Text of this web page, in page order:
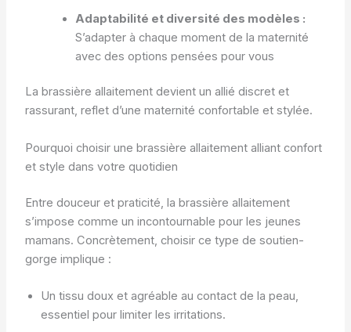
Adaptabilité et diversité des modèles :
S’adapter à chaque moment de la maternité
avec des options pensées pour vous
La brassière allaitement devient un allié discret et
rassurant, reflet d’une maternité confortable et stylée.
Pourquoi choisir une brassière allaitement alliant confort
et style dans votre quotidien
Entre douceur et praticité, la brassière allaitement
s’impose comme un incontournable pour les jeunes
mamans. Concrètement, choisir ce type de soutien-
gorge implique :
Un tissu doux et agréable au contact de la peau,
essentiel pour limiter les irritations.